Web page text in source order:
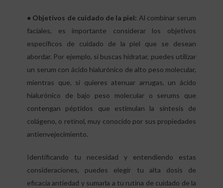
● Objetivos de cuidado de la piel: Al combinar serum
faciales, es importante considerar los objetivos
específicos de cuidado de la piel que se desean
abordar. Por ejemplo, si buscas hidratar, puedes utilizar
un serum con ácido hialurónico de alto peso molecular,
mientras que, si quieres atenuar arrugas, un ácido
hialurónico de bajo peso molecular o serums que
contengan péptidos que estimulan la síntesis de
colágeno, o retinol, muy conocido por sus propiedades
antienvejecimiento.
Identificando tu necesidad y entendiendo estas
consideraciones, puedes elegir tu alta dosis de
eficacia antiedad y sumarla a tu rutina de cuidado de la